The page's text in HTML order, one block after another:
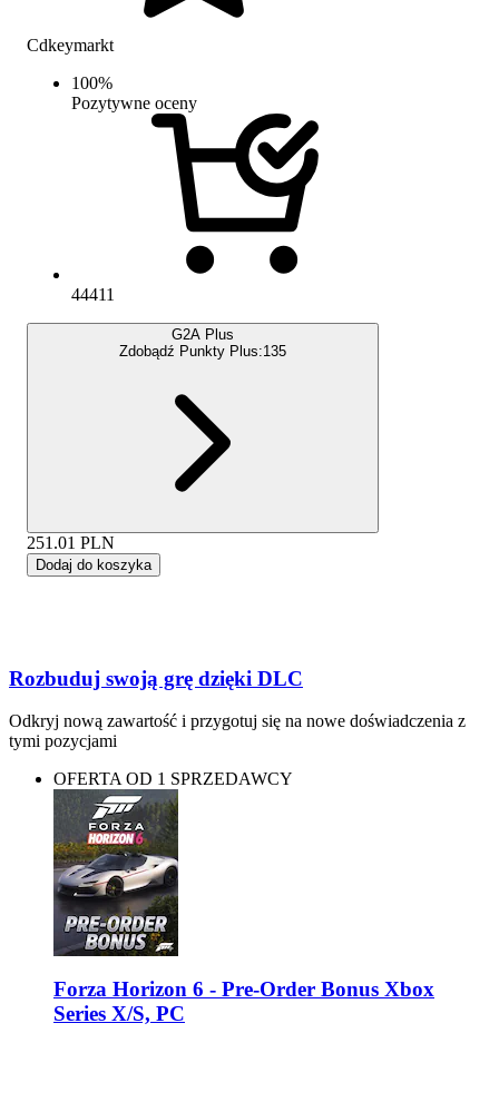
Cdkeymarkt
100%
Pozytywne oceny
44411
G2A Plus
Zdobądź Punkty Plus:135
251.01 PLN
Dodaj do koszyka
Rozbuduj swoją grę dzięki DLC
Odkryj nową zawartość i przygotuj się na nowe doświadczenia z
tymi pozycjami
OFERTA OD 1 SPRZEDAWCY
Forza Horizon 6 - Pre-Order Bonus Xbox
Series X/S, PC